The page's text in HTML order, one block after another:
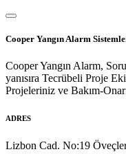
Cooper Yangın Alarm
Cooper Yangın Alarm,
yanısıra Tecrübeli Proje
Projeleriniz ve Bakım-
ADRES
Lizbon Cad. No:19